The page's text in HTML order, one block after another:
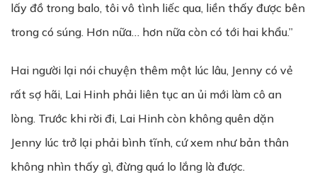
lấy đồ trong balo, tôi vô tình liếc qua, liền thấy được bên
trong có súng. Hơn nữa… hơn nữa còn có tới hai khẩu.”
Hai người lại nói chuyện thêm một lúc lâu, Jenny có vẻ
rất sợ hãi, Lai Hinh phải liên tục an ủi mới làm cô an
lòng. Trước khi rời đi, Lai Hinh còn không quên dặn
Jenny lúc trở lại phải bình tĩnh, cứ xem như bản thân
không nhìn thấy gì, đừng quá lo lắng là được.